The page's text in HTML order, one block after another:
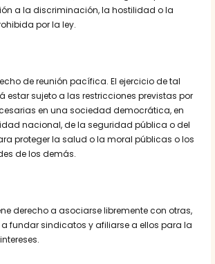
a la discriminación, la hostilidad o la
por la ley.
de reunión pacífica. El ejercicio de tal
estar sujeto a las restricciones previstas por
en una sociedad democrática, en
nacional, de la seguridad pública o del
proteger la salud o la moral públicas o los
de los demás.
derecho a asociarse libremente con otras,
fundar sindicatos y afiliarse a ellos para la